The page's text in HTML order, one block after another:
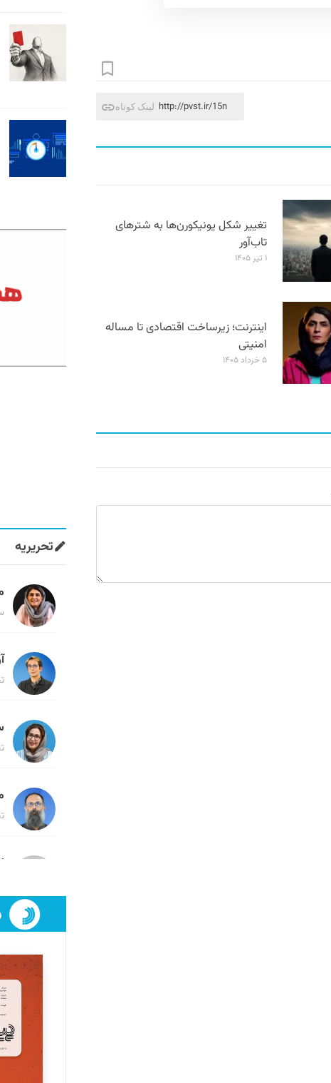
لینک کوتاه http://pvst.ir/15n
تغییر شکل یونیکورن‌ها به شترهای
تاب‌آور
۱ تیر ۱۴۰۵
اینترنت؛ زیرساخت اقتصادی تا مساله
امنیتی
۵ خرداد ۱۴۰۵
تحریریه